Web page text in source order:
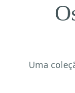
Uma